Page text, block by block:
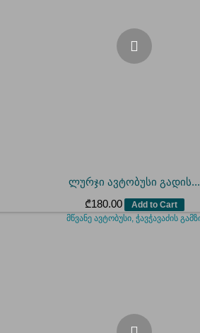
ლურჯი ავტობუსი გადის...
₾180.00 Add to Cart